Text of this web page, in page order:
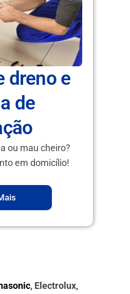
dreno e
de
ou mau cheiro?
em domicílio!
, Electrolux,